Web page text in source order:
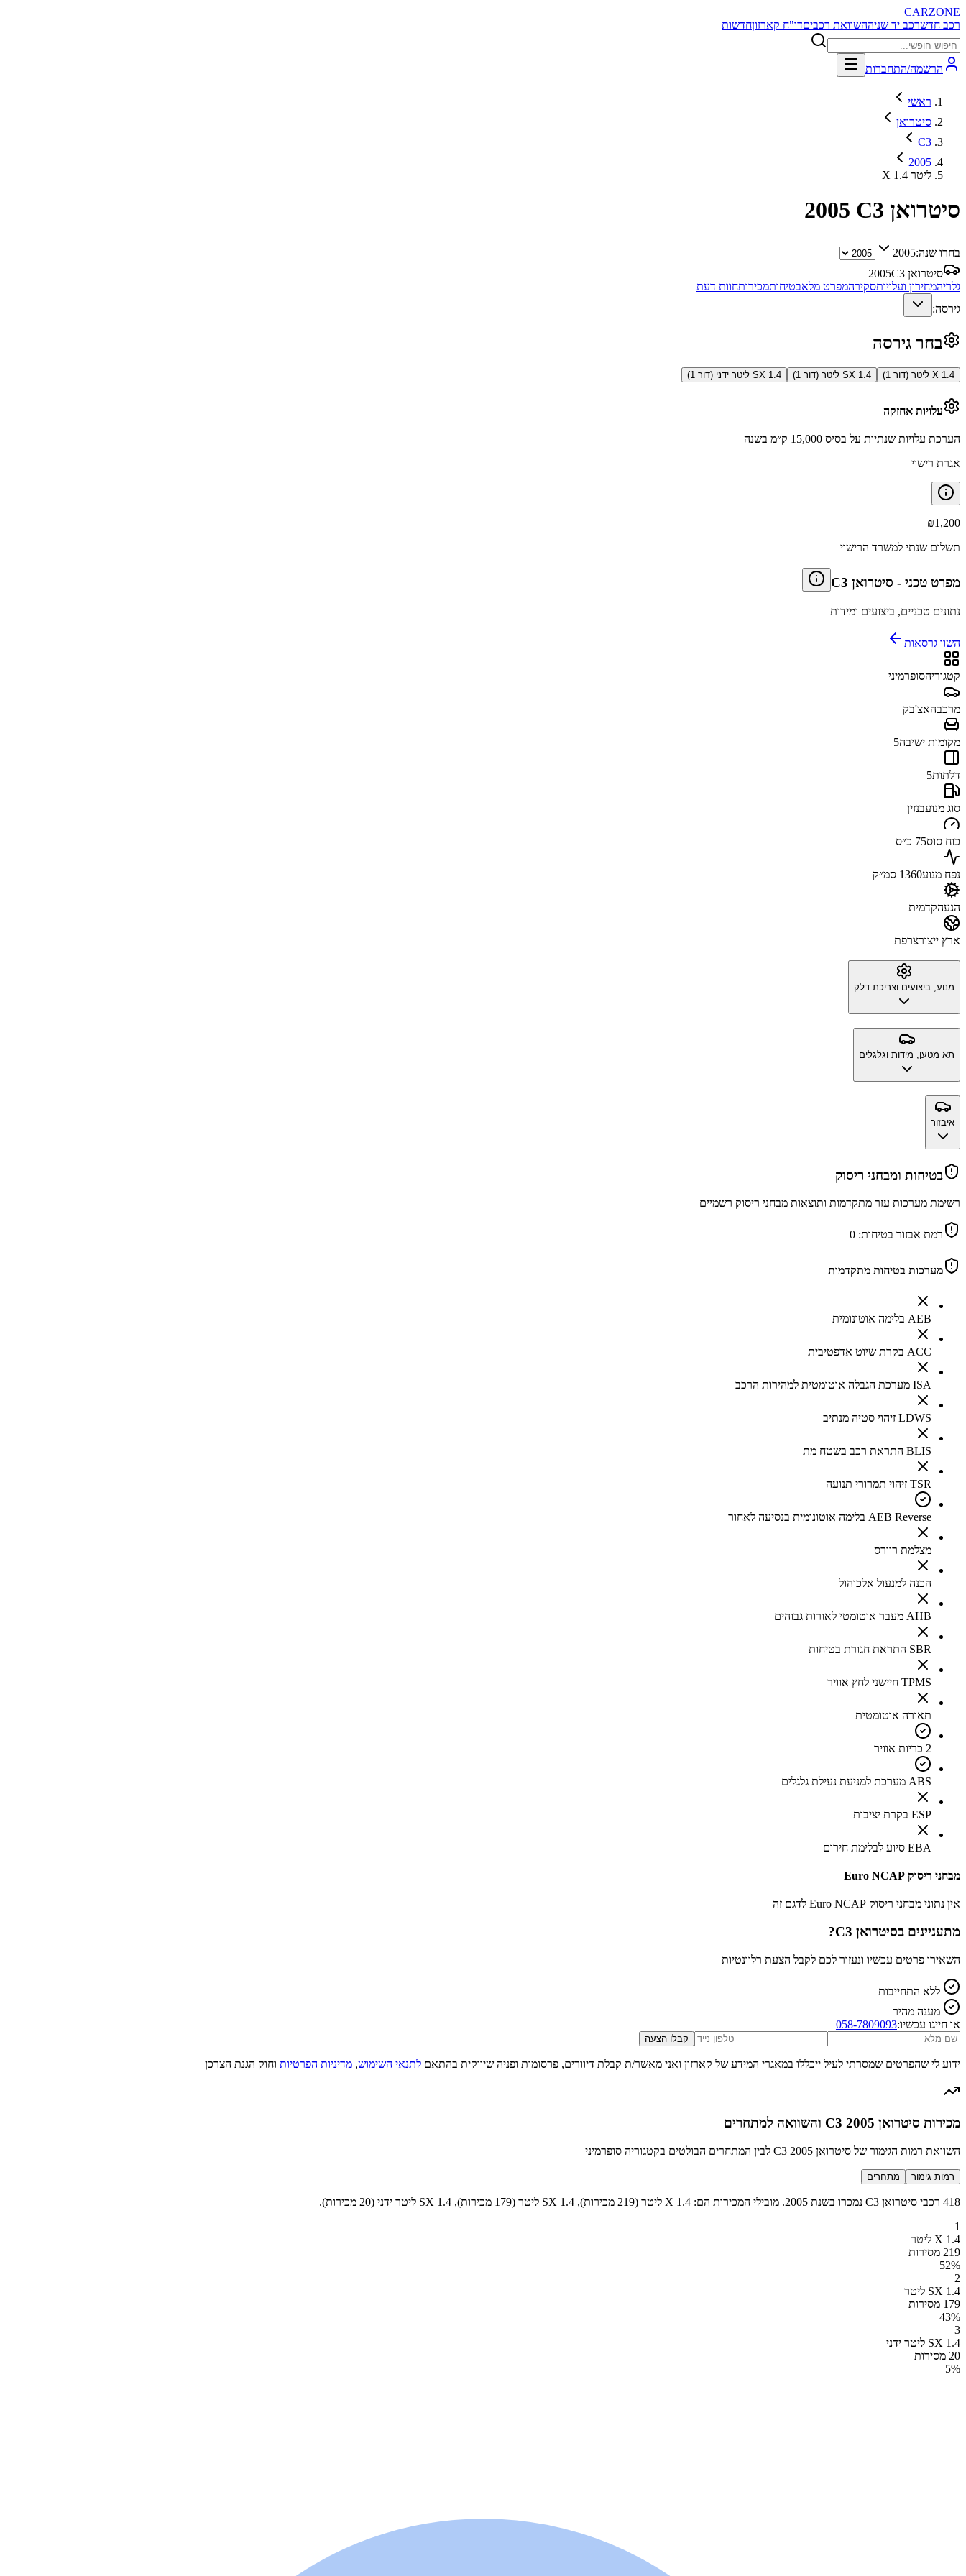
CARZONE
רכב חדשרכב יד שניההשוואת רכביםדו"ח קארזוןחדשות
הרשמה/התחברות
ראשי
סיטרואן
C3
2005
X 1.4 ליטר
סיטרואן C3 2005
בחרו שנה:2005
סיטרואן C3
2005
גלריהמחירון ועלויותסקירהמפרט מלאבטיחותמכירותחוות דעת
גירסה:
בחר גירסה
X 1.4 ליטר (דור 1) SX 1.4 ליטר (דור 1) SX 1.4 ליטר ידני (דור 1)
עלויות אחזקה
הערכת עלויות שנתיות על בסיס 15,000 ק״מ בשנה
אגרת רישוי
₪1,200
תשלום שנתי למשרד הרישוי
מפרט טכני - סיטרואן C3
נתונים טכניים, ביצועים ומידות
השוו גרסאות
קטגוריהסופרמיני
מרכבהאצ'בק
מקומות ישיבה5
דלתות5
סוג מנועבנזין
כוח סוס75 כ״ס
נפח מנוע1360 סמ״ק
הנעהקדמית
ארץ ייצורצרפת
מנוע, ביצועים וצריכת דלק
תא מטען, מידות וגלגלים
איבזור
בטיחות ומבחני ריסוק
רשימת מערכות עזר מתקדמות ותוצאות מבחני ריסוק רשמיים
רמת אבזור בטיחות: 0
מערכות בטיחות מתקדמות
AEB בלימה אוטונומית
ACC בקרת שיוט אדפטיבית
ISA מערכת הגבלה אוטומטית למהירות הרכב
LDWS זיהוי סטיה מנתיב
BLIS התראת רכב בשטח מת
TSR זיהוי תמרורי תנועה
AEB Reverse בלימה אוטונומית בנסיעה לאחור
מצלמת רוורס
הכנה למנעול אלכוהול
AHB מעבר אוטומטי לאורות גבוהים
SBR התראת חגורת בטיחות
TPMS חיישני לחץ אוויר
תאורה אוטומטית
2 כריות אוויר
ABS מערכת למניעת נעילת גלגלים
ESP בקרת יציבות
EBA סיוע לבלימת חירום
מבחני ריסוק Euro NCAP
אין נתוני מבחני ריסוק Euro NCAP לדגם זה
מתעניינים בסיטרואן C3 ?
השאירו פרטים עכשיו ונעזור לכם לקבל הצעת רלוונטיות
ללא התחייבות
מענה מהיר
או חייגו עכשיו:058-7809093
קבלו הצעה
ידוע לי שהפרטים שמסרתי לעיל ייכללו במאגרי המידע של קארזון ואני מאשר/ת קבלת דיוורים, פרסומות ופניה שיווקית בהתאם לתנאי השימוש, מדיניות הפרטיות וחוק הגנת הצרכן
מכירות סיטרואן C3 2005 והשוואה למתחרים
השוואת רמות הגימור של סיטרואן C3 2005 לבין המתחרים הבולטים בקטגוריה סופרמיני
רמות גימור מתחרים
418 רכבי סיטרואן C3 נמכרו בשנת 2005. מובילי המכירות הם: X 1.4 ליטר (219 מכירות), SX 1.4 ליטר (179 מכירות), SX 1.4 ליטר ידני (20 מכירות).
1
X 1.4 ליטר
219 מסירות
52%
2
SX 1.4 ליטר
179 מסירות
43%
3
SX 1.4 ליטר ידני
20 מסירות
5%